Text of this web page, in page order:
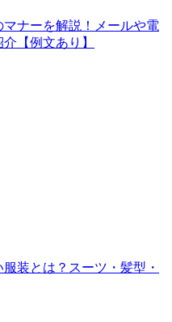
ナーを解説！メールや電
【例文あり】
装とは？スーツ・髪型・